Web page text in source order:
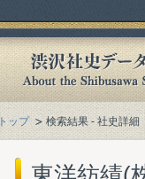
トップ 検索結果 - 社史詳細